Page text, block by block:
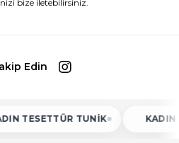
bize iletebilirsiniz.
Edin
TUNIK KADIN ATLET